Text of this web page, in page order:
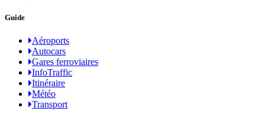
Guide
Aéroports
Autocars
Gares ferroviaires
InfoTraffic
Itinéraire
Météo
Transport